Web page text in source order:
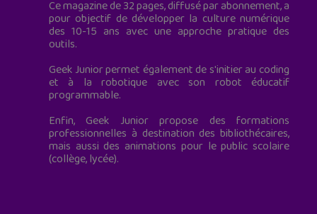
Ce magazine de 32 pages, diffusé par abonnement, a
pour objectif de développer la culture numérique
des 10-15 ans avec une approche pratique des
outils.
Geek Junior permet également de s'initier au coding
et à la robotique avec son robot éducatif
programmable.
Enfin, Geek Junior propose des formations
professionnelles à destination des bibliothécaires,
mais aussi des animations pour le public scolaire
(collège, lycée).